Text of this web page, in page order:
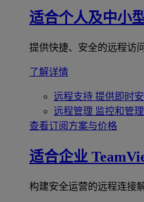
适合个人及中小
提供快捷、安全的远程访
了解详情
远程支持 提供即时
远程管理 监控和管
查看订阅方案与价格
适合企业
构建安全运营的远程连接